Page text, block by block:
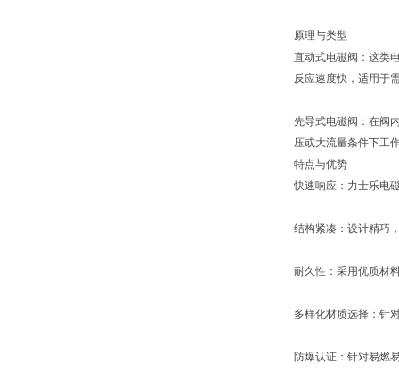
原理与类型
直动式电磁阀：这类
反应速度快，适用于
先导式电磁阀：在阀
压或大流量条件下工
特点与优势
快速响应：力士乐电
结构紧凑：设计精巧
耐久性：采用优质材
多样化材质选择：针
防爆认证：针对易燃